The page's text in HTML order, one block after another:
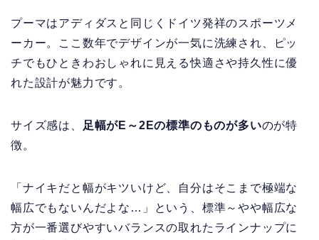
プーマはアディダスと同じくドイツ発祥のスポーツメ
ーカー。ここ数年でデザインが一気に洗練され、ピッ
チでもひときわおしゃれに見える快適さや持久性に優
れた設計が魅力です。
サイズ感は、 足幅がE～2Eの標準のものが多いのが特
徴。
「ナイキだと幅がキツいけど、自分はそこまで極端な
幅広でもないんだよな…」という、標準～やや幅広な
方が一番選びやすいバランスの取れたラインナップに